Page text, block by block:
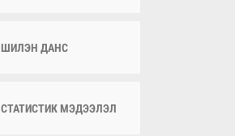
ШИЛЭН ДАНС
СТАТИСТИК МЭДЭЭЛЭЛ